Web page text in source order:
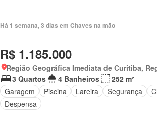
Há 1 semana, 3 dias em Chaves na mão
R$ 1.185.000
Região Geográfica Imediata de Curitiba,
3 Quartos
4 Banheiros
252 m²
Garagem
Piscina Lareira Segurança
Despensa